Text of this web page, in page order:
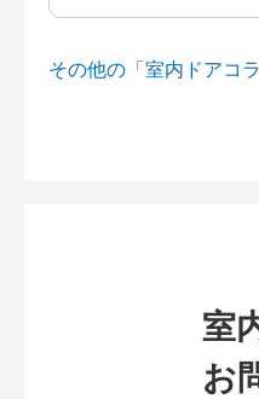
その他の「室内ドアコ
室
お